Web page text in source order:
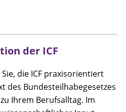
der ICF
die ICF praxisorientiert
des Bundesteilhabegesetzes
Ihrem Berufsalltag. Im